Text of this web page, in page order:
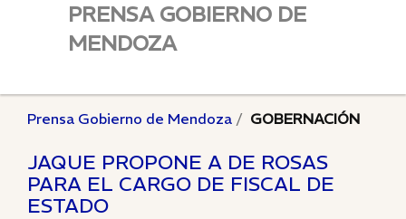
PRENSA GOBIERNO DE
MENDOZA
Prensa Gobierno de Mendoza GOBERNACIÓN
JAQUE PROPONE A DE ROSAS
PARA EL CARGO DE FISCAL DE
ESTADO